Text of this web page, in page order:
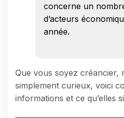
concerne un
d’acteurs
année.
Que vous soyez créancier,
simplement curieux, voici
informations et ce qu’elles